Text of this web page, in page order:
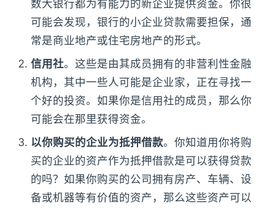
数大银行都为有能力的新企业提供资金。你很
可能会发现，银行的小企业贷款需要担保，通
常是商业地产或住宅房地产的形式。
信用社。这些是由其成员拥有的非营利性金融
机构，其中一些人可能是企业家，正在寻找一
个好的投资。如果你是信用社的成员，那么你
可能会在那里获得资金。
以你购买的企业为抵押借款。你知道用你将购
买的企业的资产作为抵押借款是可以获得贷款
的吗？如果你购买的公司拥有房产、车辆、设
备或机器等有价值的资产，那么这些资产可以